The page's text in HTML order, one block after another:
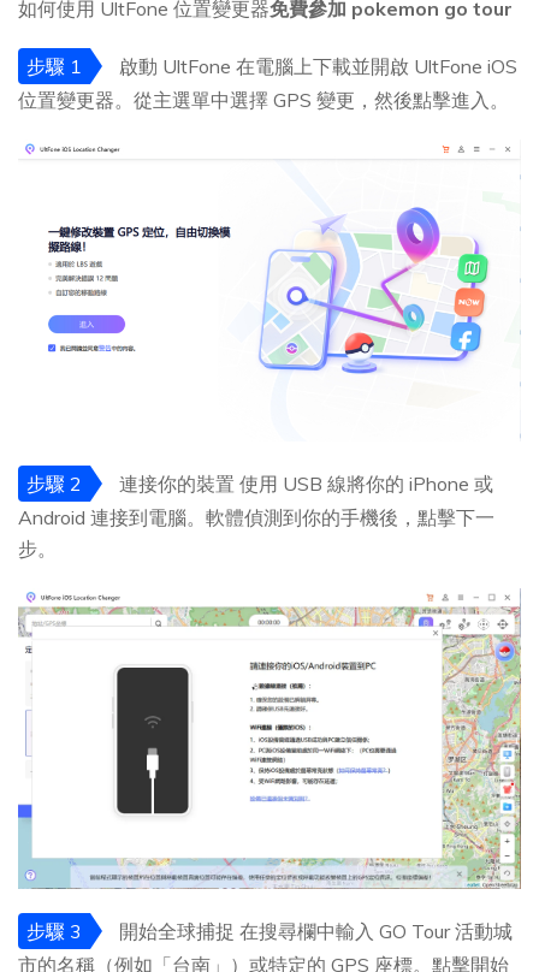
如何使用 UltFone 位置變更器免費參加 pokemon go tour
步驟 1
啟動 UltFone 在電腦上下載並開啟 UltFone iOS
位置變更器。從主選單中選擇 GPS 變更，然後點擊進入。
步驟 2
連接你的裝置 使用 USB 線將你的 iPhone 或
Android 連接到電腦。軟體偵測到你的手機後，點擊下一
步。
步驟 3
開始全球捕捉 在搜尋欄中輸入 GO Tour 活動城
市的名稱（例如「台南」）或特定的 GPS 座標。點擊開始